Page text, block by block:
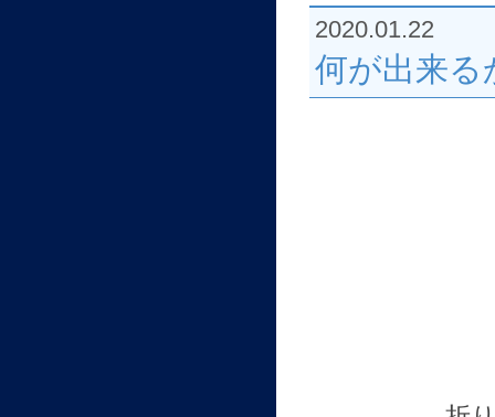
2020.01.22
何が出来る